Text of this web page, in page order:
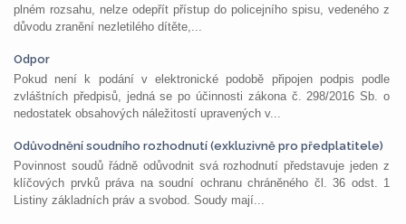
plném rozsahu, nelze odepřít přístup do policejního spisu, vedeného z
důvodu zranění nezletilého dítěte,...
Odpor
Pokud není k podání v elektronické podobě připojen podpis podle
zvláštních předpisů, jedná se po účinnosti zákona č. 298/2016 Sb. o
nedostatek obsahových náležitostí upravených v...
Odůvodnění soudního rozhodnutí (exkluzivně pro předplatitele)
Povinnost soudů řádně odůvodnit svá rozhodnutí představuje jeden z
klíčových prvků práva na soudní ochranu chráněného čl. 36 odst. 1
Listiny základních práv a svobod. Soudy mají...